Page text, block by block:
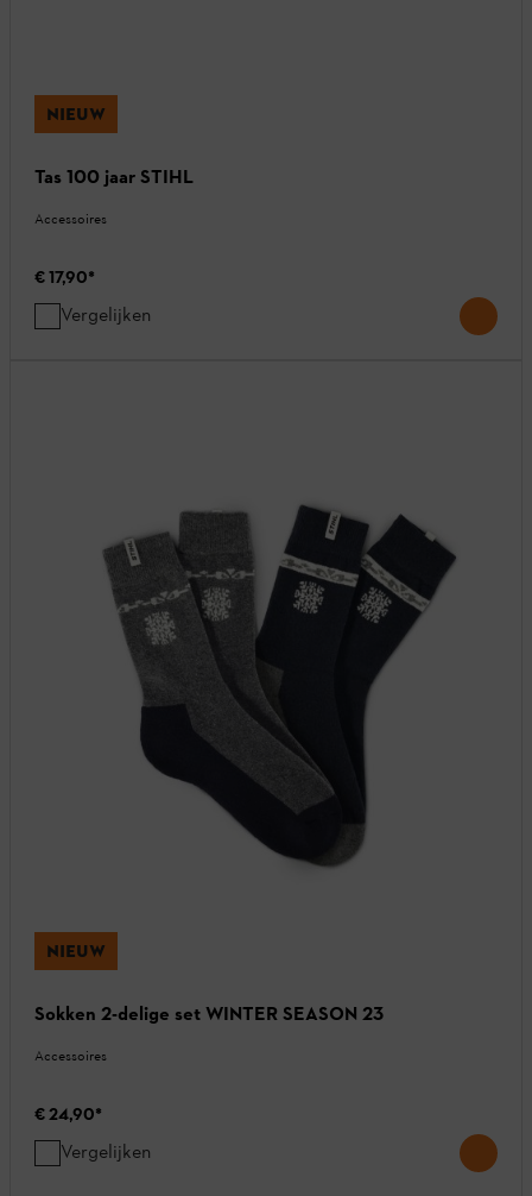
NIEUW
Tas 100 jaar STIHL
Accessoires
€ 17,90*
Vergelijken
NIEUW
Sokken 2-delige set WINTER SEASON 23
Accessoires
€ 24,90*
Vergelijken